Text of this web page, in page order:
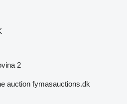
2
auction fymasauctions.dk